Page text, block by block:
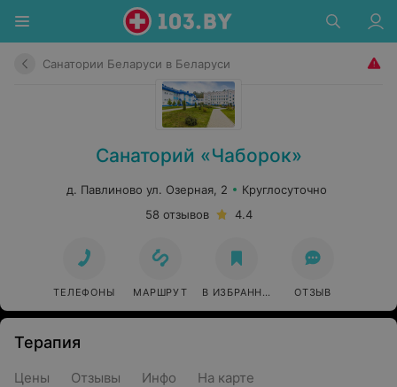
Санатории Беларуси в Беларуси
Санаторий «Чаборок»
д. Павлиново ул. Озерная, 2
Круглосуточно
58 отзывов
4.4
ТЕЛЕФОНЫ МАРШРУТ В ИЗБРАННОЕ ОТЗЫВ
Терапия
Цены Отзывы Инфо На карте